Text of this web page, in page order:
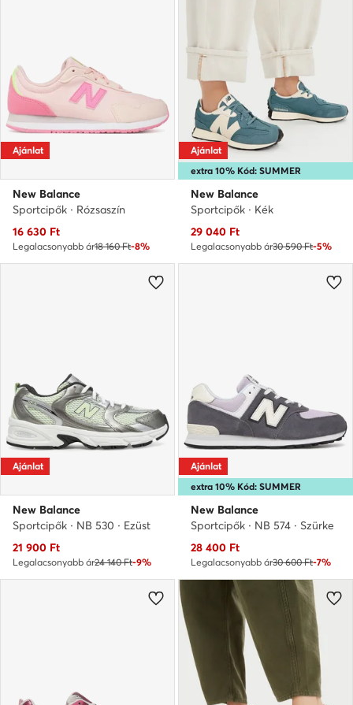
Ajánlat
New Balance
Sportcipők · Rózsaszín
Aktuális ár
16 630 Ft
Legalacsonyabb ár18 160 Ft-8%
extra 10% Kód: SUMMER
Ajánlat
New Balance
Sportcipők · Kék
Aktuális ár
29 040 Ft
Legalacsonyabb ár30 590 Ft-5%
Ajánlat
New Balance
Sportcipők · NB 530 · Ezüst
Aktuális ár
21 900 Ft
Legalacsonyabb ár24 140 Ft-9%
extra 10% Kód: SUMMER
Ajánlat
New Balance
Sportcipők · NB 574 · Szürke
Aktuális ár
28 400 Ft
Legalacsonyabb ár30 600 Ft-7%